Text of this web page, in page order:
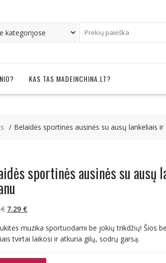
KAS TAS MADEINCHINA.LT?
Belaidės sportinės ausinės su ausų lankeliais ir
sportinės ausinės su ausų
€ Original
was:
15.19 €.
7.29 €Current
is:
7.29 €.
muzika sportuodami be jokių trikdžių! Šios
tvirtai laikosi ir atkuria gilų, sodrų garsą.